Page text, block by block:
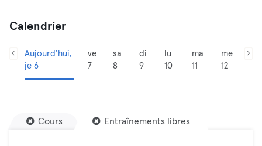
Calendrier
Aujourd’hui,
je 6
ve
7
sa
8
di
9
lu
10
ma
11
me
12
Cours Entraînements libres